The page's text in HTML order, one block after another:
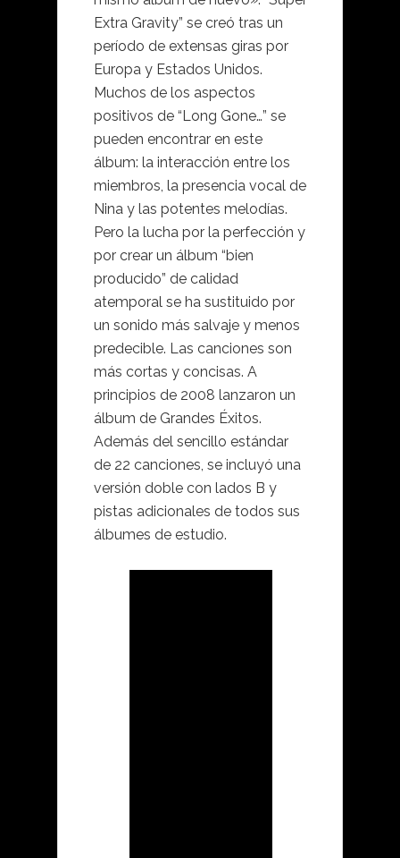
Extra Gravity” se creó tras un
período de extensas giras por
Europa y Estados Unidos.
Muchos de los aspectos
positivos de “Long Gone…” se
pueden encontrar en este
álbum: la interacción entre los
miembros, la presencia vocal de
Nina y las potentes melodías.
Pero la lucha por la perfección y
por crear un álbum “bien
producido” de calidad
atemporal se ha sustituido por
un sonido más salvaje y menos
predecible. Las canciones son
más cortas y concisas. A
principios de 2008 lanzaron un
álbum de Grandes Éxitos.
Además del sencillo estándar
de 22 canciones, se incluyó una
versión doble con lados B y
pistas adicionales de todos sus
álbumes de estudio.